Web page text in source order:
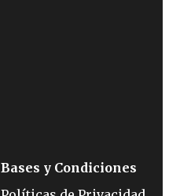
Bases y Condiciones